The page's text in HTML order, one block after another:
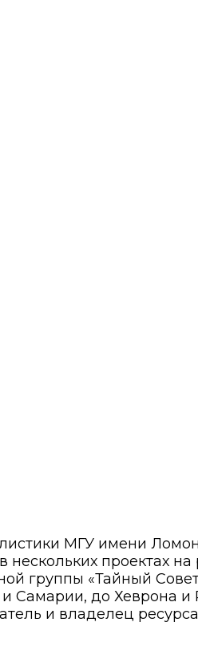
МГУ имени
нескольких проектах
группы «Тайный
и Самарии, до Хеврона
и владелец